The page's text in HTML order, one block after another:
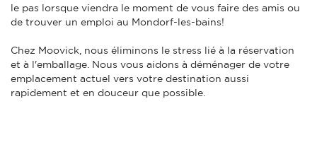
le pas lorsque viendra le moment de vous faire des amis ou
de trouver un emploi au Mondorf-les-bains!
Chez Moovick, nous éliminons le stress lié à la réservation
et à l'emballage. Nous vous aidons à déménager de votre
emplacement actuel vers votre destination aussi
rapidement et en douceur que possible.